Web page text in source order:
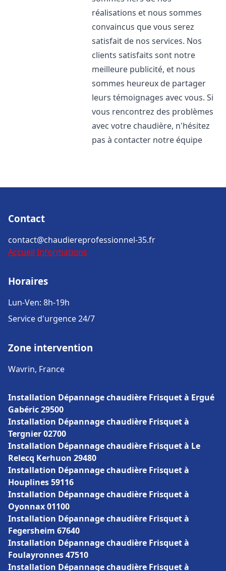
réalisations et nous sommes
convaincus que vous serez
satisfait de nos services. Nos
clients satisfaits sont notre
meilleure publicité, et nous
sommes heureux de partager
leurs témoignages avec vous. Si
vous rencontrez des problèmes
avec votre chaudière, n'hésitez
pas à contacter notre équipe
Contact
contact@chaudiereprofessionnel-35.fr
Accueil Informations
Horaires
Lun-Ven: 8h-19h
Service d'urgence 24/7
Zone intervention
Wavrin, France
Installation Dépannage chaudière Frisquet à Ergué
Gabéric 29500
Installation Dépannage chaudière Frisquet à
Tergnier 02700
Installation Dépannage chaudière Frisquet à Le
Relecq Kerhuon 29480
Installation Dépannage chaudière Frisquet à
Houplines 59116
Installation Dépannage chaudière Frisquet à
Oyonnax 01100
Installation Dépannage chaudière Frisquet à
Fegersheim 67640
Installation Dépannage chaudière Frisquet à
Foulayronnes 47510
Installation Dépannage chaudière Frisquet à